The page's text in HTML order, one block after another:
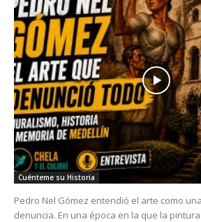
Cuénteme su Historia
Pedro Nel Gómez entendió el arte como
denuncia. En una época en la que la